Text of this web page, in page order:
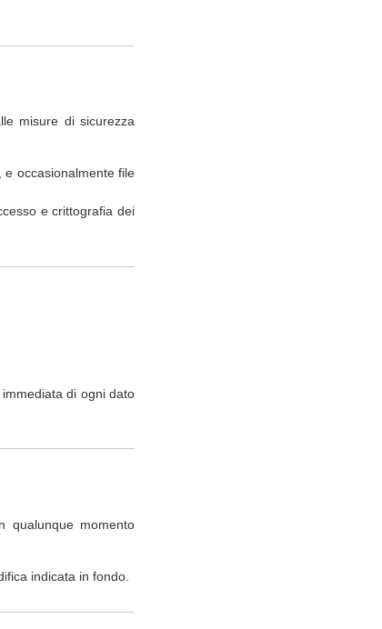
misure di sicurezza
occasionalmente file
e crittografia dei
di ogni dato
qualunque momento
indicata in fondo.